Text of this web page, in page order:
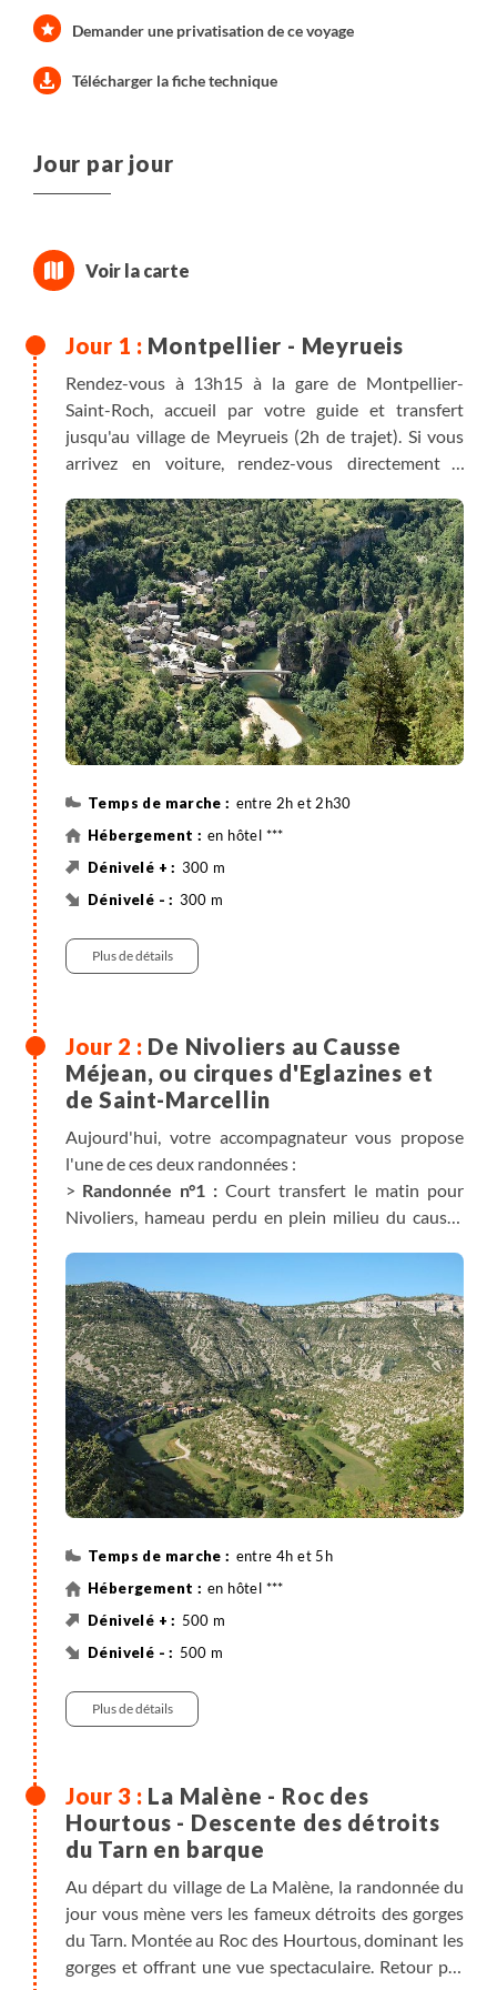
Demander une privatisation de ce voyage
Télécharger la fiche technique
Jour par jour
Montpellier - Meyrueis
Rendez-vous à 13h15 à la gare de Montpellier-
Saint-Roch, accueil par votre guide et transfert
jusqu'au village de Meyrueis (2h de trajet). Si vous
arrivez en voiture, rendez-vous directement à
Départ pour une première balade autour de
Meyrueis : montée douce vers le hameau du
Marjoab, puis descente en forêt vers le château de
Roquedols et retour par le col de Tribe. Avant le
dîner, vous avez l'occasion de profiter de la piscine
de l'hôtel.
entre 2h et 2h30
en hôtel ***
300 m
300 m
Plus de détails
De Nivoliers au Causse
Méjean, ou cirques d'Eglazines et
de Saint-Marcellin
Aujourd'hui, votre accompagnateur vous propose
l'une de ces deux randonnées :
> Randonnée n°1 : Court transfert le matin pour
Nivoliers, hameau perdu en plein milieu du causse
Randonnée à travers le causse vers le site ruiniforme
de Nîmes-Le-Vieux, vaste zone aux rochers
dolomitiques de toutes formes. Retour à Nivoliers
par la doline de Fretma. Sur le chemin, vous pourrez
apercevoir les fameux chevaux de Przewalski,
derniers spécimens sur terre - avec un troupeau en
Mongolie - de ces ancêtres du cheval actuel.
>Randonnée n°2: Transfert pour Le Rozier et
départ pour une randonnée en boucle sur les
causse par le cirque d'Eglazines, puis retour par le
cirque de St Marcellin, où l’on rencontre des villages
et ermitages troglodytiques, encore habités il y a
peu.
entre 4h et 5h
en hôtel ***
500 m
500 m
Randonnée
Plus de détails
La Malène - Roc des
Hourtous - Descente des détroits
du Tarn en barque
Au départ du village de La Malène, la randonnée du
jour vous mène vers les fameux détroits des gorges
du Tarn. Montée au Roc des Hourtous, dominant les
gorges et offrant une vue spectaculaire. Retour par